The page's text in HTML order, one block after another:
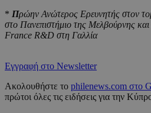
* Πρώην Ανώτερος Ερευνητής στον
στο Πανεπιστήμιο της Μελβούρνης και
France R&D στη Γαλλία
Εγγραφή στο Newsletter
Ακολουθήστε το philenews.com στο
πρώτοι όλες τις ειδήσεις για την